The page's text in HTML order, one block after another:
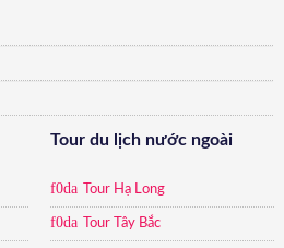
Tour du lịch nước ngoài
Tour Hạ Long
Tour Tây Bắc